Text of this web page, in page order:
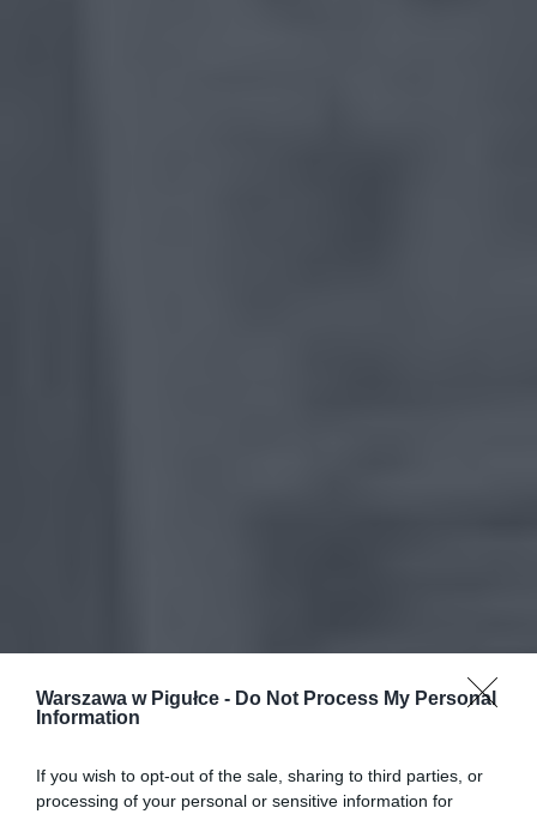
Warszawa w Pigułce - Do Not Process My Personal
Information
If you wish to opt-out of the sale, sharing to third parties, or
processing of your personal or sensitive information for